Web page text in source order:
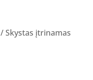
/ Skystas įtrinamas